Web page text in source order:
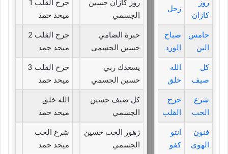
روز
كازان
زحل
حامس
البن
صباح
الورد
كل
صيف
الله
خلق
شرع
الحب
جرح
القلب
فنون
الهوى
انتو
كفو
روز كازان حسين
الجسمي
جرح القلب 1
ميحد حمد
حبرة الضامي
حسين الجسمي
جرح القلب 2
ميحد حمد
يسعدك ربي
حسين الجسمي
جرح القلب 3
ميحد حمد
كل صيف حسين
الجسمي
الله خلق
ميحد حمد
زهور الحب حسين
الجسمي
شرع الحب
ميحد حمد